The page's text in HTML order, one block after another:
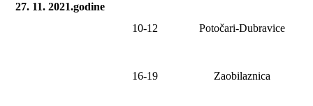
27. 11. 2021.godine
10-12 Potočari-Dubravice
16-19 Zaobilaznica